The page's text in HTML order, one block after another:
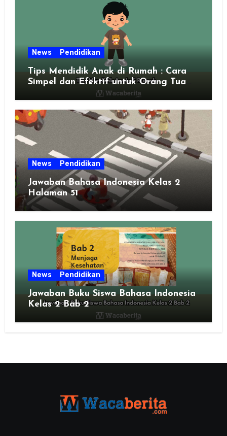
News Pendidikan
Tips Mendidik Anak di Rumah : Cara
Simpel dan Efektif untuk Orang Tua
Zaman Sekarang
News Pendidikan
Jawaban Bahasa Indonesia Kelas 2
Halaman 51
News Pendidikan
Jawaban Buku Siswa Bahasa Indonesia
Kelas 2 Bab 2